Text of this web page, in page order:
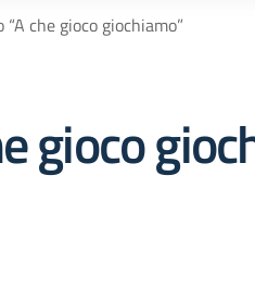
“A che gioco giochiamo”
gioco